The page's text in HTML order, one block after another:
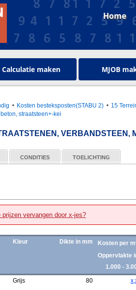
Home
Calculatie maken MJOB
Kosten besteksposten(STABU 2) 15
straatsteen+-kei
VERBANDSTEEN,
CONDITIES
TOELICHTING
prijzen vervangen door x-jes?
Kleur Dikte in mm Kosten per m
Oppervlakte
1.000 -
Grijs 80